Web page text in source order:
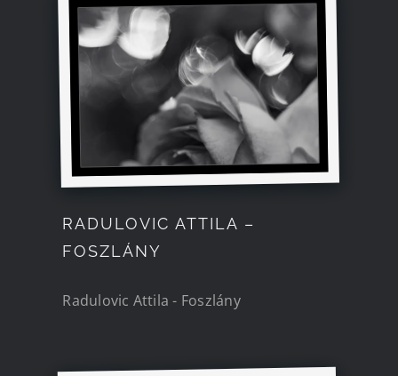
RADULOVIC ATTILA –
FOSZLÁNY
Radulovic Attila - Foszlány